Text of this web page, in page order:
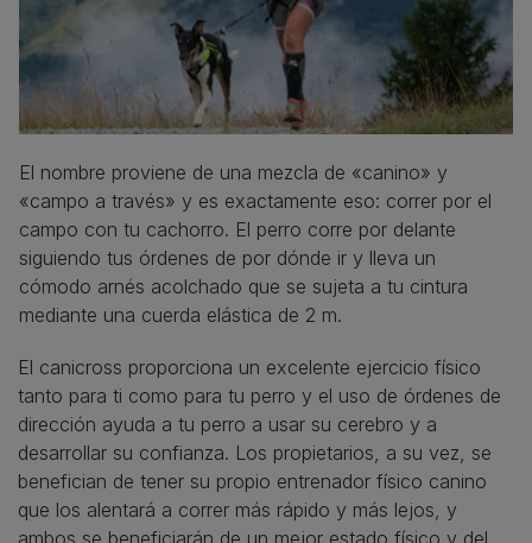
El nombre proviene de una mezcla de «canino» y
«campo a través» y es exactamente eso: correr por el
campo con tu cachorro. El perro corre por delante
siguiendo tus órdenes de por dónde ir y lleva un
cómodo arnés acolchado que se sujeta a tu cintura
mediante una cuerda elástica de 2 m.
El canicross proporciona un excelente ejercicio físico
tanto para ti como para tu perro y el uso de órdenes de
dirección ayuda a tu perro a usar su cerebro y a
desarrollar su confianza. Los propietarios, a su vez, se
benefician de tener su propio entrenador físico canino
que los alentará a correr más rápido y más lejos, y